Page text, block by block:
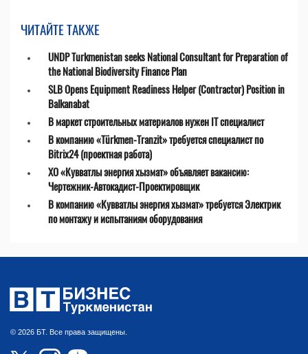
ЧИТАЙТЕ ТАКЖЕ
UNDP Turkmenistan seeks National Consultant for Preparation of
the National Biodiversity Finance Plan
SLB Opens Equipment Readiness Helper (Contractor) Position in
Balkanabat
В маркет строительных материалов нужен IT специалист
В компанию «Türkmen-Tranzit» требуется специалист по
Bitrix24 (проектная работа)
ХО «Кувватлы энергия хызмат» объявляет вакансию:
Чертежник-Автокадист-Проектировщик
В компанию «Кувватлы энергия хызмат» требуется Электрик
по монтажу и испытаниям оборудования
© 2026 БТ. Все права защищены.